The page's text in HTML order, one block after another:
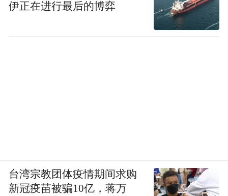
伊正在进行最后的博弈
台湾宗教团体疫情期间求购
新冠疫苗被骗10亿，蒋万